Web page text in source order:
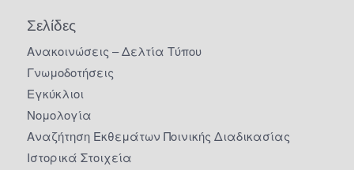
Σελίδες
Ανακοινώσεις – Δελτία Τύπου
Γνωμοδοτήσεις
Εγκύκλιοι
Νομολογία
Αναζήτηση Εκθεμάτων Ποινικής Διαδικασίας
Ιστορικά Στοιχεία